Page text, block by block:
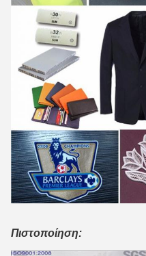
Πιστοποίηση: